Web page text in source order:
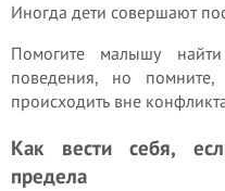
Иногда дети совершают
Помогите малышу
поведения, но
происходить вне
Как вести себя,
предела